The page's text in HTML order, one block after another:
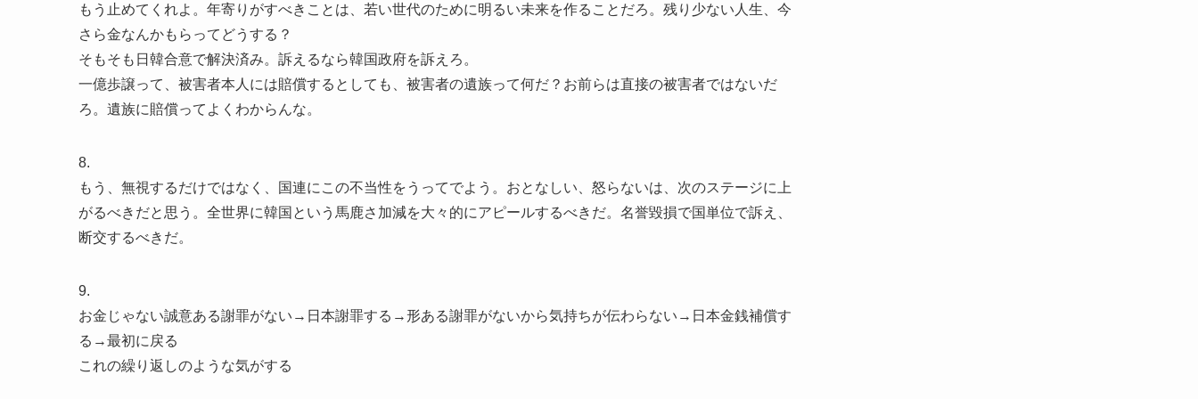
もう止めてくれよ。年寄りがすべきことは、若い世代のために明るい未来を作ることだろ。残り少ない人生、今
さら金なんかもらってどうする？
そもそも日韓合意で解決済み。訴えるなら韓国政府を訴えろ。
一億歩譲って、被害者本人には賠償するとしても、被害者の遺族って何だ？お前らは直接の被害者ではないだ
ろ。遺族に賠償ってよくわからんな。
8.
もう、無視するだけではなく、国連にこの不当性をうってでよう。おとなしい、怒らないは、次のステージに上
がるべきだと思う。全世界に韓国という馬鹿さ加減を大々的にアピールするべきだ。名誉毀損で国単位で訴え、
断交するべきだ。
9.
お金じゃない誠意ある謝罪がない→日本謝罪する→形ある謝罪がないから気持ちが伝わらない→日本金銭補償す
る→最初に戻る
これの繰り返しのような気がする